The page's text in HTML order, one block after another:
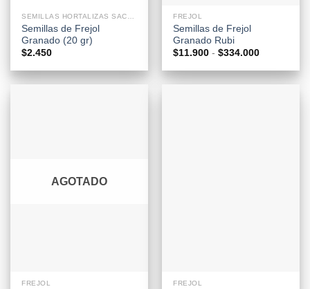
SEMILLAS HORTALIZAS SACHETS
Semillas de Frejol
Granado (20 gr)
$2.450
FREJOL
Semillas de Frejol
Granado Rubi
$11.900 - $334.000Rango
precios:
AGOTADO
FREJOL FREJOL